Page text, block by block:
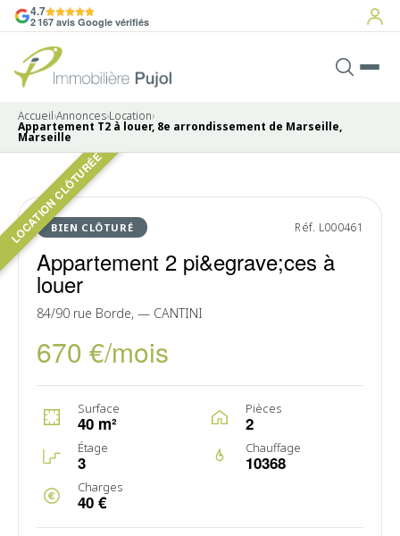
4.7
2 167 avis Google vérifiés
Accueil›Annonces›Location›
Appartement T2 à louer, 8e arrondissement de Marseille,
Marseille
LOCATION CLÔTURÉE
BIEN CLÔTURÉ Réf. L000461
Appartement 2 pi&egrave;ces à
louer
84/90 rue Borde, — CANTINI
670 €/mois
Surface
40 m²
Pièces
2
Étage
3
Chauffage
10368
Charges
40 €
LOUÉ